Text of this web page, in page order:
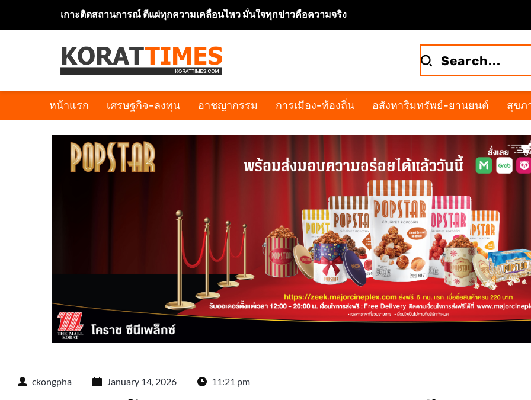
เกาะติดสถานการณ์ ตีแผ่ทุกความเคลื่อนไหว มั่นใจทุกข่าวคือความจริง
หน้าแรก เศรษฐกิจ-ลงทุน อาชญากรรม การเมือง-ท้องถิ่น อสังหาริมทรัพย์-ยานยนต์ สุขภ
ckongpha January 14, 2026 11:21 pm